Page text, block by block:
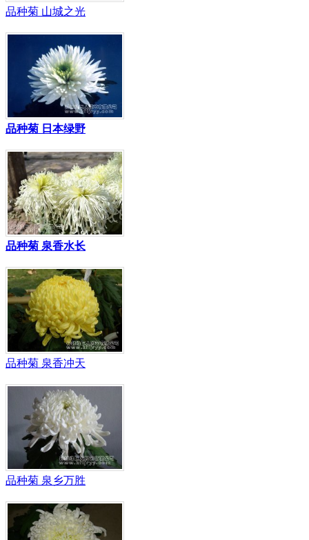
品种菊 山城之光
品种菊 日本绿野
品种菊 泉香水长
品种菊 泉香冲天
品种菊 泉乡万胜